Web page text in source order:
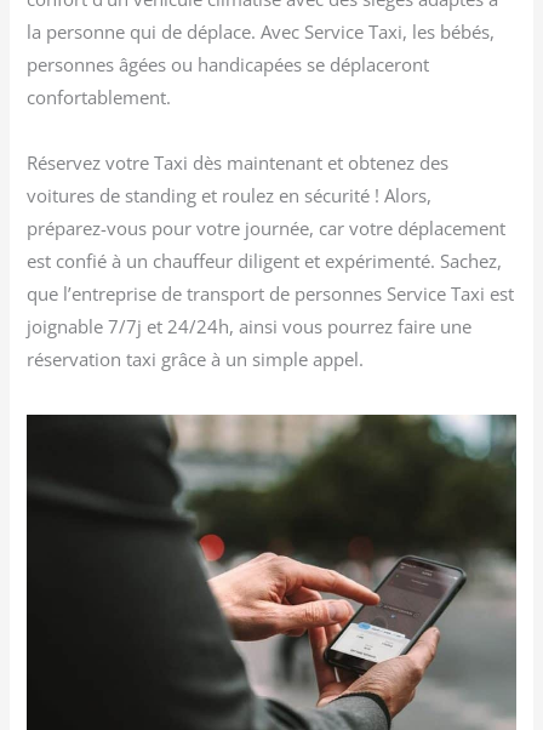
la personne qui de déplace. Avec Service Taxi, les bébés,
personnes âgées ou handicapées se déplaceront
confortablement.
Réservez votre Taxi dès maintenant et obtenez des
voitures de standing et roulez en sécurité ! Alors,
préparez-vous pour votre journée, car votre déplacement
est confié à un chauffeur diligent et expérimenté. Sachez,
que l’entreprise de transport de personnes Service Taxi est
joignable 7/7j et 24/24h, ainsi vous pourrez faire une
réservation taxi grâce à un simple appel.